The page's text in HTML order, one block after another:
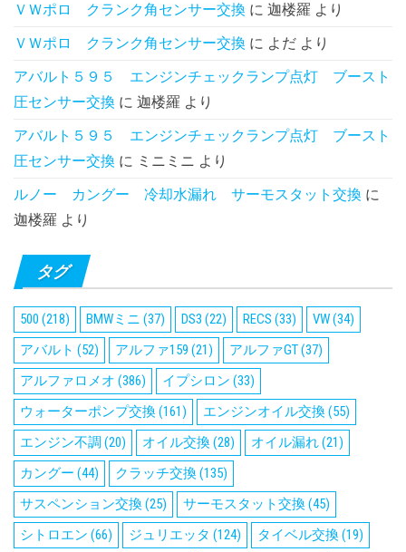
ー
ジ
送
り
ＶＷポロ クランク角センサー交換 に 迦楼羅 より
ＶＷポロ クランク角センサー交換 に よだ より
アバルト５９５ エンジンチェックランプ点灯 ブースト
圧センサー交換 に 迦楼羅 より
アバルト５９５ エンジンチェックランプ点灯 ブースト
圧センサー交換 に ミニミニ より
ルノー カングー 冷却水漏れ サーモスタット交換 に
迦楼羅 より
タグ
500 (218) BMWミニ (37) DS3 (22) RECS (33) VW(34)
アバルト (52) アルファ159 (21) アルファGT(37)
アルファロメオ (386) イプシロン (33)
ウォーターポンプ交換(161) エンジンオイル交換(55)
エンジン不調 (20) オイル交換(28) オイル漏れ(21)
カングー (44) クラッチ交換(135)
サスペンション交換(25) サーモスタット交換(45)
シトロエン (66) ジュリエッタ (124) タイベル交換(19)